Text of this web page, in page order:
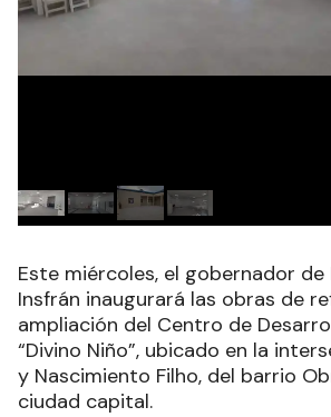
Este miércoles, el gobernador de
Insfrán inaugurará las obras de
ampliación del Centro de
“Divino Niño”, ubicado en la
y Nascimiento Filho, del barrio
ciudad capital.